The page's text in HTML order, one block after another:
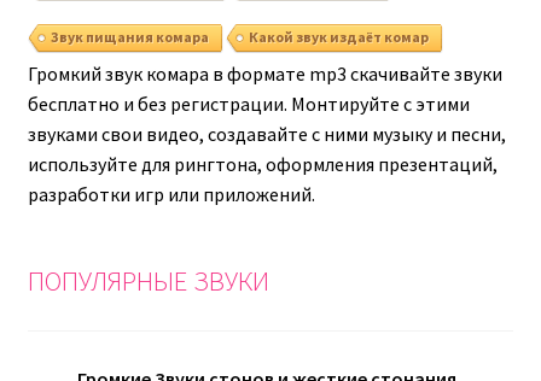
Звук пищания комара Какой звук издаёт комар
Громкий звук комара в формате mp3 скачивайте звуки
бесплатно и без регистрации. Монтируйте с этими
звуками свои видео, создавайте с ними музыку и песни,
используйте для рингтона, оформления презентаций,
разработки игр или приложений.
ПОПУЛЯРНЫЕ ЗВУКИ